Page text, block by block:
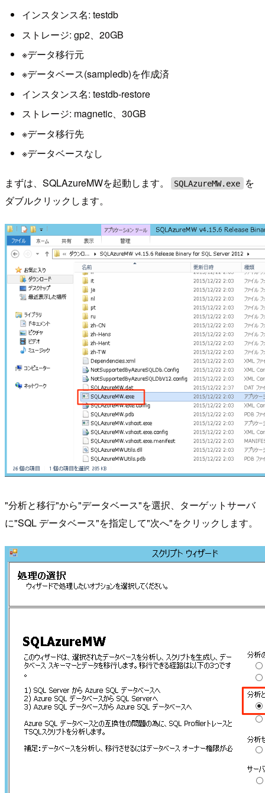
インスタンス名: testdb
ストレージ: gp2、20GB
※データ移行元
※データベース(sampledb)を作成済
インスタンス名: testdb-restore
ストレージ: magnetic、30GB
※データ移行先
※データベースなし
まずは、SQLAzureMWを起動します。 SQLAzureMW.exe
を
ダブルクリックします。
"分析と移行"から"データベース"を選択、ターゲットサーバ
に"SQL データベース"を指定して"次へ"をクリックします。